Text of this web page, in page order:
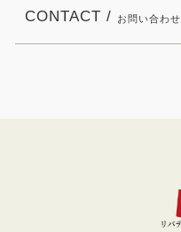
CONTACT / お問い合わせ